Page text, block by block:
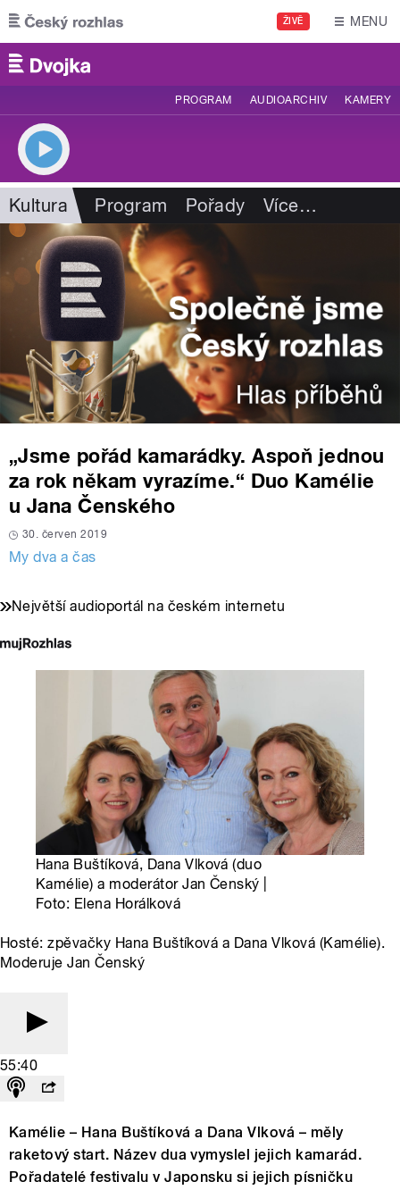
Přejít k hlavnímu obsahu
ŽIVĚ MENU
PROGRAM AUDIOARCHIV KAMERY
Kultura Program Pořady Více…
„Jsme pořád kamarádky. Aspoň jednou
za rok někam vyrazíme.“ Duo Kamélie
u Jana Čenského
30. červen 2019
My dva a čas
Největší audioportál na českém internetu
Hana Buštíková, Dana Vlková (duo
Kamélie) a moderátor Jan Čenský |
Foto: Elena Horálková
Hosté: zpěvačky Hana Buštíková a Dana Vlková (Kamélie).
Moderuje Jan Čenský
55:40
Kamélie – Hana Buštíková a Dana Vlková – měly
raketový start. Název dua vymyslel jejich kamarád.
Pořadatelé festivalu v Japonsku si jejich písničku